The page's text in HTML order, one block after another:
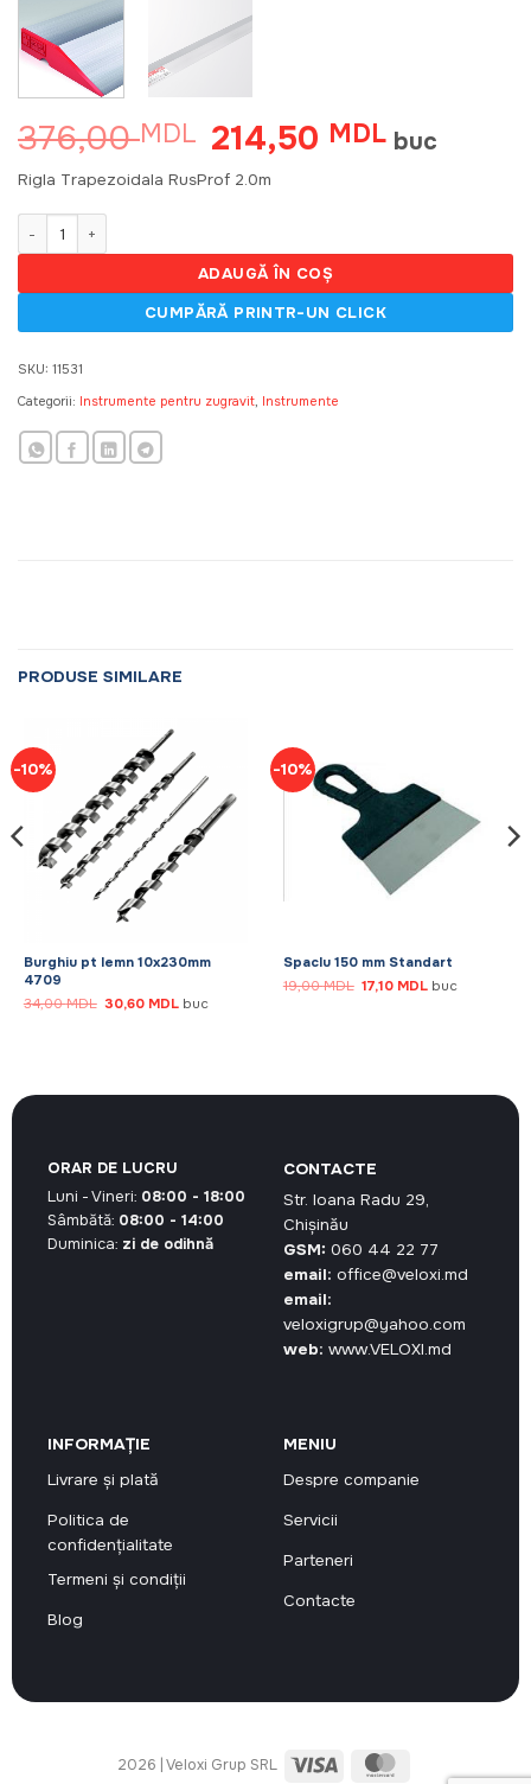
376,00MDL Prețul
inițial
a
214,50 MDLPrețul
curent
buc
Rigla Trapezoidala RusProf 2.0m
ADAUGĂ ÎN COȘ
SKU: 11531
Categorii: Instrumente pentru zugravit, Instrumente
PRODUSE SIMILARE
-10%
Burghiu pt lemn 10x230mm
4709
34,00MDL Prețul
inițial
30,60 MDLPrețul
buc
-10%
Spaclu 150 mm Standart
19,00MDL Prețul
inițial
17,10 MDLPrețul
buc
CONTACTE
Str. Ioana Radu 29,
Chișinău
GSM: 060 44 22 77
email: office@veloxi.md
email:
veloxigrup@yahoo.com
web: www.VELOXI.md
INFORMAȚIE
Livrare și plată
Politica de
confidențialitate
Termeni și condiții
Blog
MENIU
Despre companie
Servicii
Parteneri
Contacte
ORAR DE LUCRU
Luni - Vineri: 08:00 - 18:00
Sâmbătă: 08:00 - 14:00
Duminica: zi de odihnă
2026 | Veloxi Grup SRL Visa